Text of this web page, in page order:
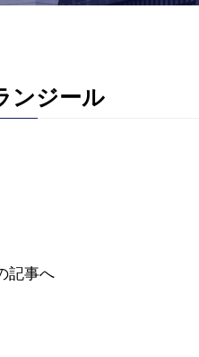
ンジール
記事へ